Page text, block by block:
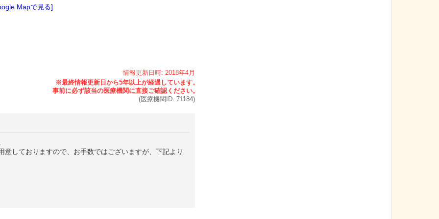
Mapで見る]
情報更新日時: 2018年4月
(医療機関ID: 71184)
しておりますので、お手数ではございますが、下記より